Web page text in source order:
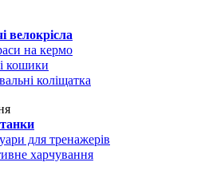
велокрісла
на кермо
кошики
коліщатка
для тренажерів
харчування